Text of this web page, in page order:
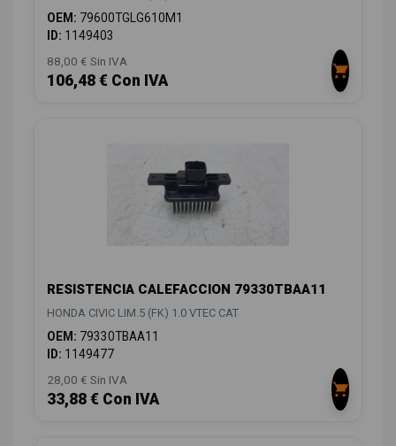
OEM: 79600TGLG610M1
ID: 1149403
88,00 € Sin IVA
106,48 € Con IVA
RESISTENCIA CALEFACCION 79330TBAA11
HONDA CIVIC LIM.5 (FK) 1.0 VTEC CAT
OEM: 79330TBAA11
ID: 1149477
28,00 € Sin IVA
33,88 € Con IVA